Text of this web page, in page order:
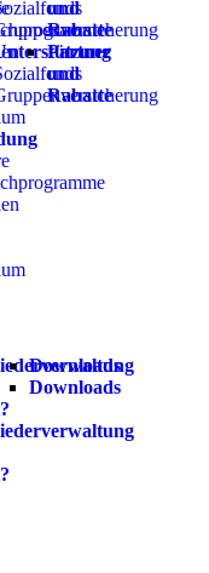
und
Rabatte
Partner
und
Rabatte
Downloads
Downloads